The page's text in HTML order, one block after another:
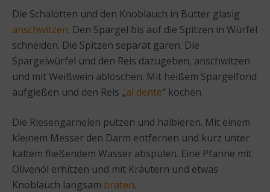
Die Schalotten und den Knoblauch in Butter glasig
anschwitzen. Den Spargel bis auf die Spitzen in Würfel
schneiden. Die Spitzen separat garen. Die
Spargelwürfel und den Reis dazugeben, anschwitzen
und mit Weißwein ablöschen. Mit heißem Spargelfond
aufgießen und den Reis „al dente“ kochen.
Die Riesengarnelen putzen und halbieren. Mit einem
kleinem Messer den Darm entfernen und kurz unter
kaltem fließendem Wasser abspülen. Eine Pfanne mit
Olivenöl erhitzen und mit Kräutern und etwas
Knoblauch langsam braten.